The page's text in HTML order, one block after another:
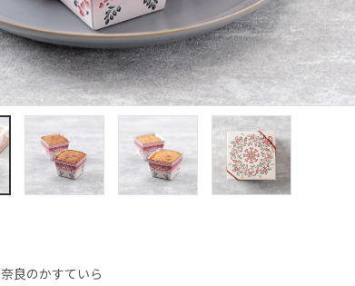
奈良のかすていら